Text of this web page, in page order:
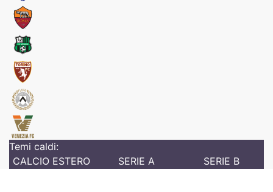
Temi caldi:
CALCIO ESTERO
SERIE A SERIE B